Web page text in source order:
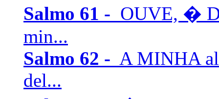
Salmo 61 - OUVE, �
min...
Salmo 62 - A MINHA
del...